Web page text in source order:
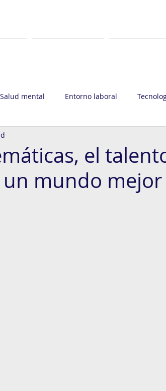
Salud mental Entorno laboral
el
un mundo mejor